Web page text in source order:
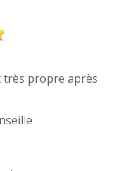
propre après